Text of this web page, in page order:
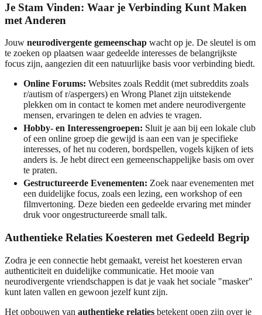
Je Stam Vinden: Waar je Verbinding Kunt Maken
met Anderen
Jouw neurodivergente gemeenschap wacht op je. De sleutel is om
te zoeken op plaatsen waar gedeelde interesses de belangrijkste
focus zijn, aangezien dit een natuurlijke basis voor verbinding biedt.
Online Forums: Websites zoals Reddit (met subreddits zoals
r/autism of r/aspergers) en Wrong Planet zijn uitstekende
plekken om in contact te komen met andere neurodivergente
mensen, ervaringen te delen en advies te vragen.
Hobby- en Interessengroepen: Sluit je aan bij een lokale club
of een online groep die gewijd is aan een van je specifieke
interesses, of het nu coderen, bordspellen, vogels kijken of iets
anders is. Je hebt direct een gemeenschappelijke basis om over
te praten.
Gestructureerde Evenementen: Zoek naar evenementen met
een duidelijke focus, zoals een lezing, een workshop of een
filmvertoning. Deze bieden een gedeelde ervaring met minder
druk voor ongestructureerde small talk.
Authentieke Relaties Koesteren met Gedeeld Begrip
Zodra je een connectie hebt gemaakt, vereist het koesteren ervan
authenticiteit en duidelijke communicatie. Het mooie van
neurodivergente vriendschappen is dat je vaak het sociale "masker"
kunt laten vallen en gewoon jezelf kunt zijn.
Het opbouwen van authentieke relaties betekent open zijn over je